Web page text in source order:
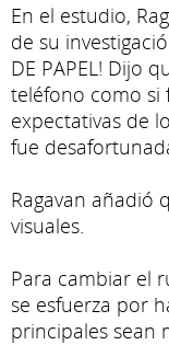
En el estudio,
de su
DE PAPEL! Dijo
teléfono como si
expectativas de
fue
Ragavan añadió
visuales.
Para cambiar el
se esfuerza por
principales sean